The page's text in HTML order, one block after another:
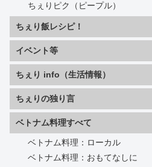
ちぇりピク（ピープル）
ちぇり飯レシピ！
イベント等
ちぇり info（生活情報）
ちぇりの独り言
ベトナム料理すべて
ベトナム料理：ローカル
ベトナム料理：おもてなしに